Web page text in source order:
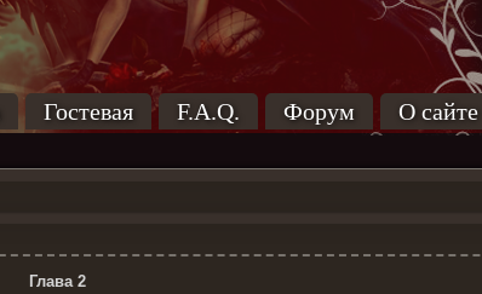
Гостевая F.A.Q. Форум О сайте
Глава 2